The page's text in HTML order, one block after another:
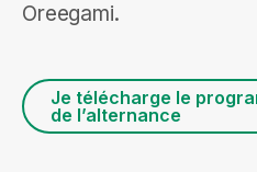
Oreegami.
Je télécharge le
de l’alternance